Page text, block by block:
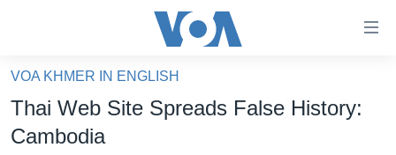
គេហទំព័រ​
ទាក់ទង
និង​
VOA KHMER IN ENGLISH
Thai Web Site Spreads False History:
Cambodia